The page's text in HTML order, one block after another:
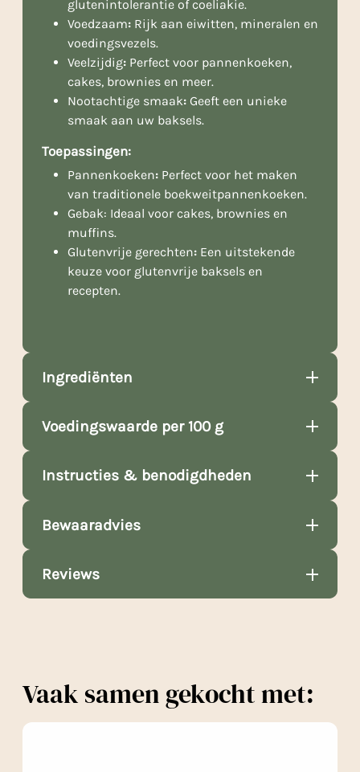
glutenintolerantie of coeliakie.
Voedzaam: Rijk aan eiwitten, mineralen en
voedingsvezels.
Veelzijdig: Perfect voor pannenkoeken,
cakes, brownies en meer.
Nootachtige smaak: Geeft een unieke
smaak aan uw baksels.
Toepassingen:
Pannenkoeken: Perfect voor het maken
van traditionele boekweitpannenkoeken.
Gebak: Ideaal voor cakes, brownies en
muffins.
Glutenvrije gerechten: Een uitstekende
keuze voor glutenvrije baksels en
recepten.
Ingrediënten
Voedingswaarde per 100 g
Instructies & benodigdheden
Bewaaradvies
Reviews
Vaak samen gekocht met: